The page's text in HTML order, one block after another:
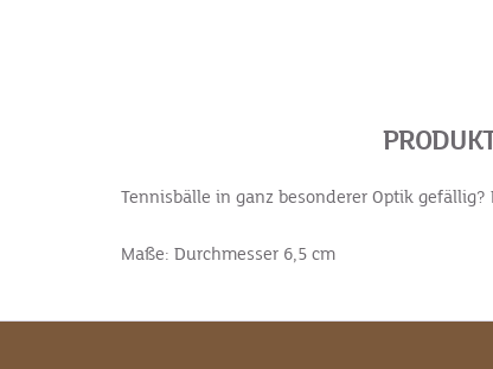
Tennisbälle in ganz besonderer Optik
Maße: Durchmesser 6,5 cm